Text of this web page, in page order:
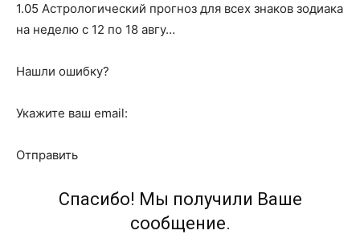
1.05 Астрологический прогноз для всех знаков зодиака
на неделю с 12 по 18 авгу…
Нашли ошибку?
Укажите ваш email:
Отправить
Спасибо! Мы получили Ваше
сообщение.